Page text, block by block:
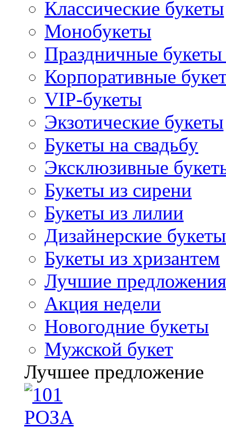
Классические букеты
Монобукеты
Праздничные букеты
Корпоративные
VIP-букеты
Экзотические букеты
Букеты на свадьбу
Эксклюзивные
Букеты из сирени
Букеты из лилии
Дизайнерские
Букеты из хризантем
Лучшие предложения
Акция недели
Новогодние букеты
Мужской букет
Лучшее предложение